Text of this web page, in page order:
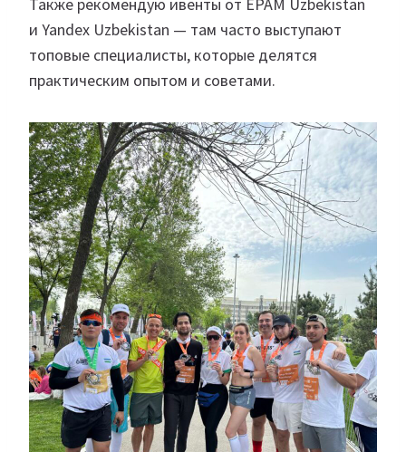
Также рекомендую ивенты от EPAM Uzbekistan
и Yandex Uzbekistan — там часто выступают
топовые специалисты, которые делятся
практическим опытом и советами.